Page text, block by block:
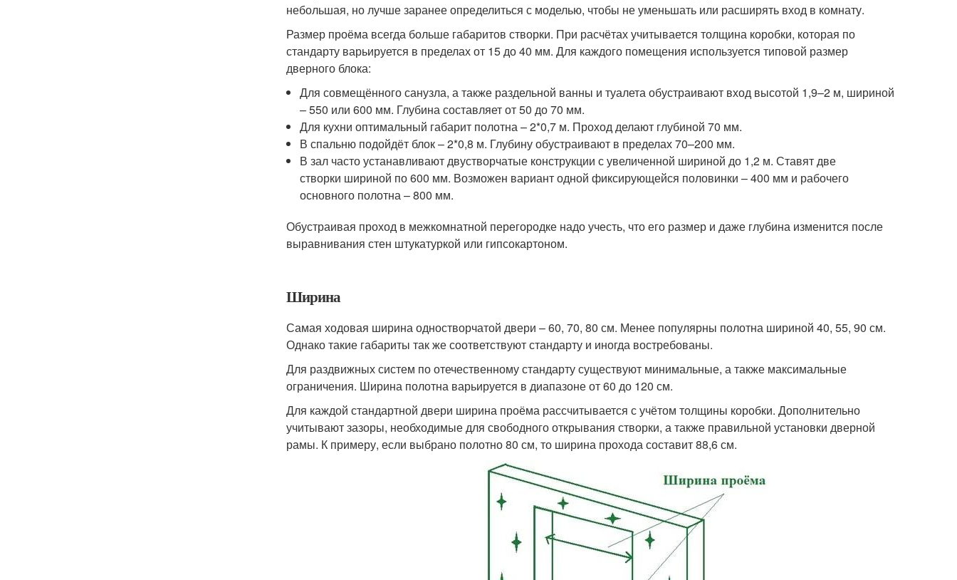
небольшая, но лучше заранее определиться с моделью, чтобы не уменьшать или расширять вход в комнату.
Размер проёма всегда больше габаритов створки. При расчётах учитывается толщина коробки, которая по
стандарту варьируется в пределах от 15 до 40 мм. Для каждого помещения используется типовой размер
дверного блока:
Для совмещённого санузла, а также раздельной ванны и туалета обустраивают вход высотой 1,9–2 м, шириной
– 550 или 600 мм. Глубина составляет от 50 до 70 мм.
Для кухни оптимальный габарит полотна – 2*0,7 м. Проход делают глубиной 70 мм.
В спальню подойдёт блок – 2*0,8 м. Глубину обустраивают в пределах 70–200 мм.
В зал часто устанавливают двустворчатые конструкции с увеличенной шириной до 1,2 м. Ставят две
створки шириной по 600 мм. Возможен вариант одной фиксирующейся половинки – 400 мм и рабочего
основного полотна – 800 мм.
Обустраивая проход в межкомнатной перегородке надо учесть, что его размер и даже глубина изменится после
выравнивания стен штукатуркой или гипсокартоном.
Ширина
Самая ходовая ширина одностворчатой двери – 60, 70, 80 см. Менее популярны полотна шириной 40, 55, 90 см.
Однако такие габариты так же соответствуют стандарту и иногда востребованы.
Для раздвижных систем по отечественному стандарту существуют минимальные, а также максимальные
ограничения. Ширина полотна варьируется в диапазоне от 60 до 120 см.
Для каждой стандартной двери ширина проёма рассчитывается с учётом толщины коробки. Дополнительно
учитывают зазоры, необходимые для свободного открывания створки, а также правильной установки дверной
рамы. К примеру, если выбрано полотно 80 см, то ширина прохода составит 88,6 см.